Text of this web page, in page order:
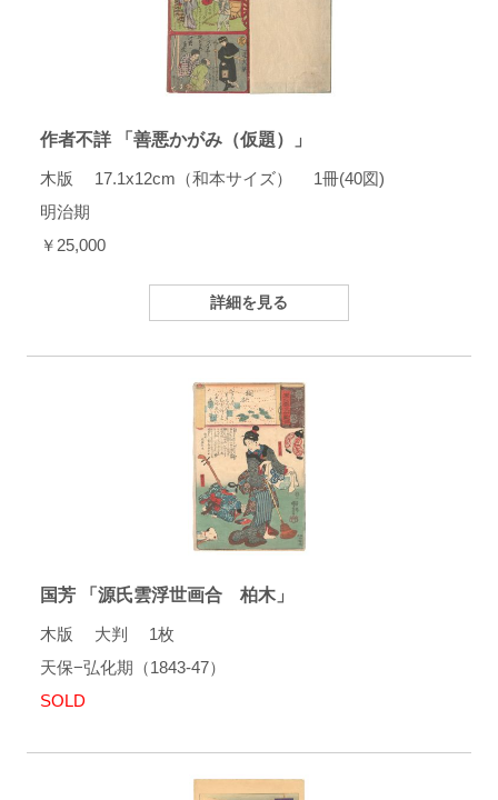
作者不詳 「善悪かがみ（仮題）」
木版 17.1x12cm（和本サイズ） 1冊(40図)
明治期
￥25,000
詳細を見る
国芳 「源氏雲浮世画合 柏木」
木版 大判 1枚
天保−弘化期（1843-47）
SOLD